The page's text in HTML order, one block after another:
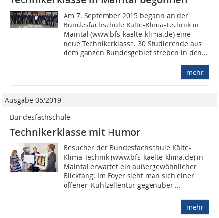
Am 7. September 2015 begann an der
Bundesfachschule Kälte-Klima-Technik in
Maintal (www.bfs-kaelte-klima.de) eine
neue Technikerklasse. 30 Studierende aus
dem ganzen Bundesgebiet streben in den...
mehr
Ausgabe 05/2019
Bundesfachschule
Technikerklasse mit Humor
Besucher der Bundesfachschule Kälte-
Klima-Technik (www.bfs-kaelte-klima.de) in
Maintal erwartet ein außergewöhnlicher
Blickfang: Im Foyer sieht man sich einer
offenen Kühlzellentür gegenüber ...
mehr